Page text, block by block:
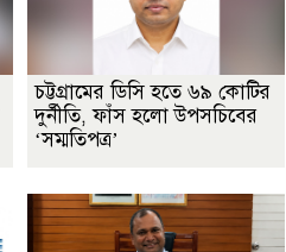
চট্টগ্রামের ডিসি হতে ৬৯ কোটির
দুর্নীতি, ফাঁস হলো উপসচিবের
‘সম্মতিপত্র’